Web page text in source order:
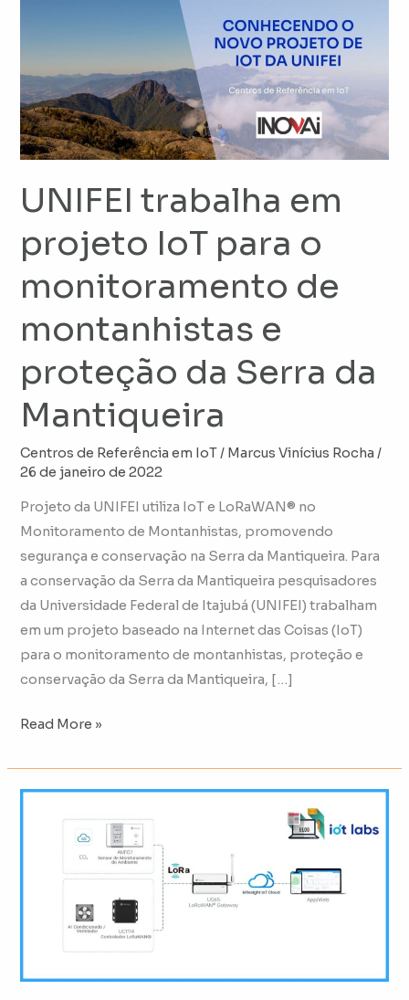
UNIFEI trabalha em
projeto IoT para o
monitoramento de
montanhistas e
proteção da Serra da
Mantiqueira
Centros de Referência em IoT/ Marcus Vinícius Rocha/
26 de janeiro de 2022
Projeto da UNIFEI utiliza IoT e LoRaWAN® no
Monitoramento de Montanhistas, promovendo
segurança e conservação na Serra da Mantiqueira. Para
a conservação da Serra da Mantiqueira pesquisadores
da Universidade Federal de Itajubá (UNIFEI) trabalham
em um projeto baseado na Internet das Coisas (IoT)
para o monitoramento de montanhistas, proteção e
conservação da Serra da Mantiqueira, […]
IoT
para
o
monitoramento
montanhistas
proteção
Serra
da
Read More »
COVID-
Monitoramento
qualidade